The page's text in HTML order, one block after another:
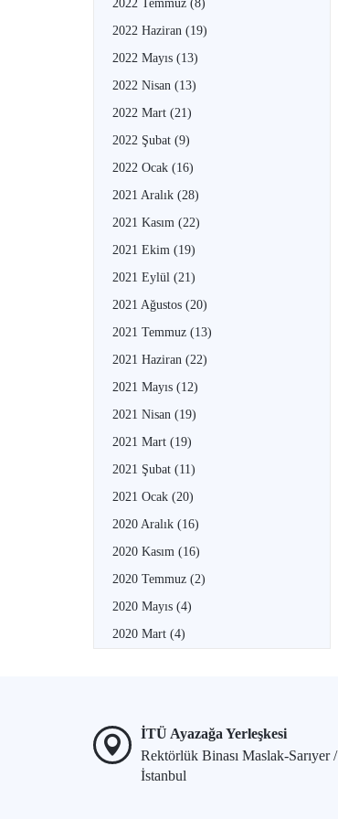
2022 Temmuz (8)
2022 Haziran (19)
2022 Mayıs (13)
2022 Nisan (13)
2022 Mart (21)
2022 Şubat (9)
2022 Ocak (16)
2021 Aralık (28)
2021 Kasım (22)
2021 Ekim (19)
2021 Eylül (21)
2021 Ağustos (20)
2021 Temmuz (13)
2021 Haziran (22)
2021 Mayıs (12)
2021 Nisan (19)
2021 Mart (19)
2021 Şubat (11)
2021 Ocak (20)
2020 Aralık (16)
2020 Kasım (16)
2020 Temmuz (2)
2020 Mayıs (4)
2020 Mart (4)
İTÜ Ayazağa Yerleşkesi
Rektörlük Binası Maslak-Sarıyer /
İstanbul